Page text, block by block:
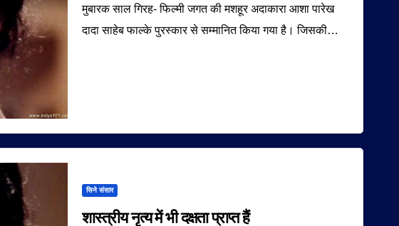
मुबारक साल गिरह- फिल्मी जगत की मशहूर अदाकारा आशा पारेख
दादा साहेब फाल्के पुरस्कार से सम्मानित किया गया है। जिसकी…
सिने संसार
शास्त्रीय नृत्य में भी दक्षता प्राप्त हैं